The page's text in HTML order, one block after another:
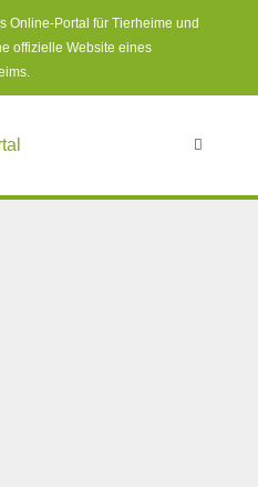
Online-Portal für Tierheime und
offizielle Website eines